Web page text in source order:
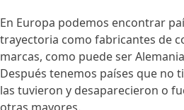
En Europa podemos encontrar
trayectoria como fabricantes de
marcas, como puede ser
Después tenemos países que no
las tuvieron y desaparecieron o